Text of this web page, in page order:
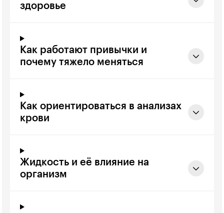
здоровье
Как работают привычки и
почему тяжело меняться
Как ориентироваться в анализах
крови
Жидкость и её влияние на
организм